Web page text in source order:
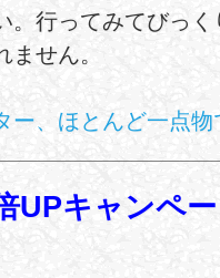
。行ってみてびっく
せん。
ー、ほとんど一点
UPキャンペ